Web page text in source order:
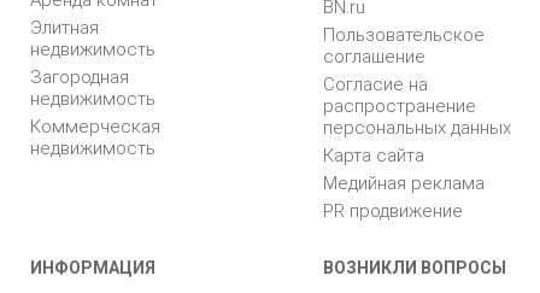
Элитная
недвижимость
Загородная
недвижимость
Коммерческая
недвижимость
BN.ru
Пользовательское
соглашение
Согласие на
распространение
персональных данных
Карта сайта
Медийная реклама
PR продвижение
ИНФОРМАЦИЯ ВОЗНИКЛИ ВОПРОСЫ